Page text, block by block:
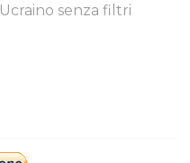
senza filtri